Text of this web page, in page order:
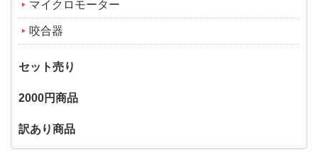
マイクロモーター
咬合器
セット売り
2000円商品
訳あり商品